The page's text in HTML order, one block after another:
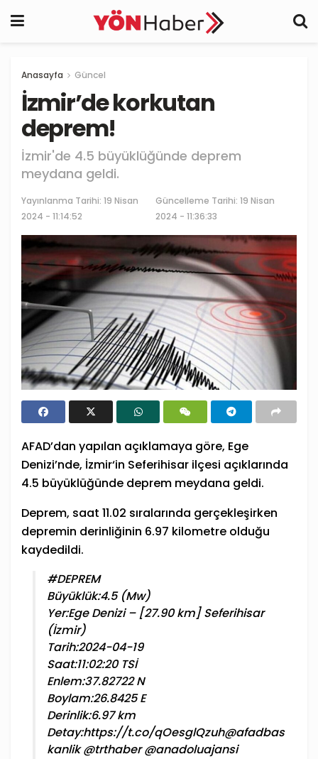
Anasayfa Güncel
İzmir’de korkutan
deprem!
İzmir'de 4.5 büyüklüğünde deprem
meydana geldi.
Yayınlanma Tarihi: 19 Nisan
2024 - 11:14:52
Güncelleme Tarihi: 19 Nisan
2024 - 11:36:33
AFAD’dan yapılan açıklamaya göre, Ege
Denizi’nde, İzmir‘in Seferihisar ilçesi açıklarında
4.5 büyüklüğünde deprem meydana geldi.
Deprem, saat 11.02 sıralarında gerçekleşirken
depremin derinliğinin 6.97 kilometre olduğu
kaydedildi.
#DEPREM
Büyüklük:4.5 (Mw)
Yer:Ege Denizi – [27.90 km] Seferihisar
(İzmir)
Tarih:2024-04-19
Saat:11:02:20 TSİ
Enlem:37.82722 N
Boylam:26.8425 E
Derinlik:6.97 km
Detay:https://t.co/qOesglQzuh@afadbas
kanlik @trthaber @anadoluajansi